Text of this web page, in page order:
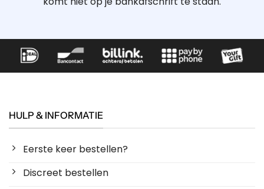
HULP & INFORMATIE
Eerste keer bestellen?
Discreet bestellen